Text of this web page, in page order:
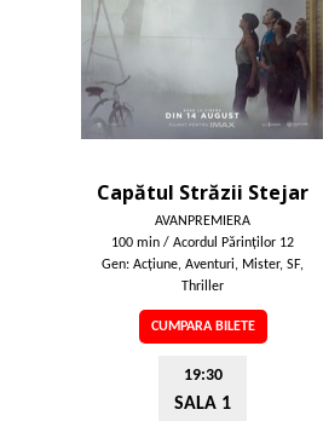
Capătul Străzii Stejar
AVANPREMIERA
100 min / Acordul Părinţilor 12
Gen: Acţiune, Aventuri, Mister, SF,
Thriller
CUMPARA BILETE
19:30
SALA 1